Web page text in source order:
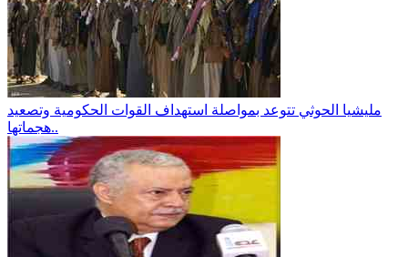
مليشيا الحوثي تتوعد بمواصلة استهداف القوات الحكومية وتصعيد
هجماتها..